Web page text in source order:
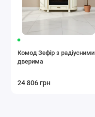
Комод Зефір з радіусними
дверима
24 806 грн